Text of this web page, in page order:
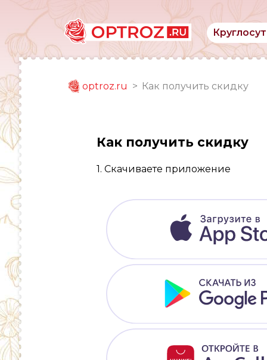
optroz.ru Как получить скидку
Как получить скидку
1. Скачиваете приложение